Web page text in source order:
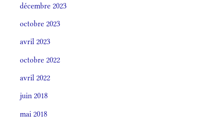
décembre 2023
octobre 2023
avril 2023
octobre 2022
avril 2022
juin 2018
mai 2018